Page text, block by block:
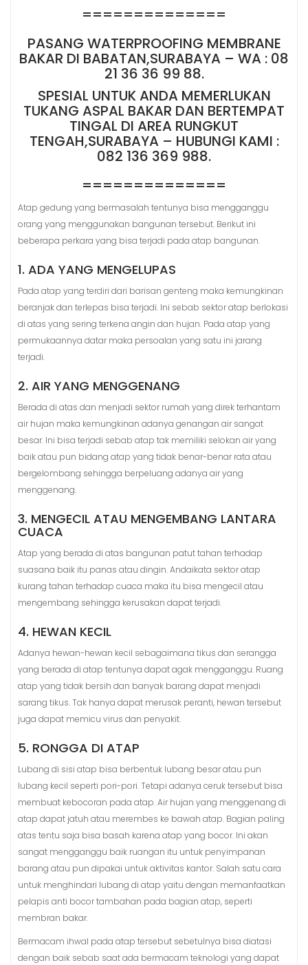
==============
PASANG WATERPROOFING MEMBRANE
BAKAR DI BABATAN,SURABAYA – WA : 08
21 36 36 99 88.
SPESIAL UNTUK ANDA MEMERLUKAN
TUKANG ASPAL BAKAR DAN BERTEMPAT
TINGAL DI AREA RUNGKUT
TENGAH,SURABAYA – HUBUNGI KAMI :
082 136 369 988.
==============
Atap gedung yang bermasalah tentunya bisa mengganggu
orang yang menggunakan bangunan tersebut. Berikut ini
beberapa perkara yang bisa terjadi pada atap bangunan.
1. ADA YANG MENGELUPAS
Pada atap yang terdiri dari barisan genteng maka kemungkinan
beranjak dan terlepas bisa terjadi. Ini sebab sektor atap berlokasi
di atas yang sering terkena angin dan hujan. Pada atap yang
permukaannya datar maka persoalan yang satu ini jarang
terjadi.
2. AIR YANG MENGGENANG
Berada di atas dan menjadi sektor rumah yang direk terhantam
air hujan maka kemungkinan adanya genangan air sangat
besar. Ini bisa terjadi sebab atap tak memiliki selokan air yang
baik atau pun bidang atap yang tidak benar-benar rata atau
bergelombang sehingga berpeluang adanya air yang
menggenang.
3. MENGECIL ATAU MENGEMBANG LANTARA
CUACA
Atap yang berada di atas bangunan patut tahan terhadap
suasana baik itu panas atau dingin. Andaikata sektor atap
kurang tahan terhadap cuaca maka itu bisa mengecil atau
mengembang sehingga kerusakan dapat terjadi.
4. HEWAN KECIL
Adanya hewan-hewan kecil sebagaimana tikus dan serangga
yang berada di atap tentunya dapat agak mengganggu. Ruang
atap yang tidak bersih dan banyak barang dapat menjadi
sarang tikus. Tak hanya dapat merusak peranti, hewan tersebut
juga dapat memicu virus dan penyakit.
5. RONGGA DI ATAP
Lubang di sisi atap bisa berbentuk lubang besar atau pun
lubang kecil seperti pori-pori. Tetapi adanya ceruk tersebut bisa
membuat kebocoran pada atap. Air hujan yang menggenang di
atap dapat jatuh atau merembes ke bawah atap. Bagian paling
atas tentu saja bisa basah karena atap yang bocor. Ini akan
sangat mengganggu baik ruangan itu untuk penyimpanan
barang atau pun dipakai untuk aktivitas kantor. Salah satu cara
untuk menghindari lubang di atap yaitu dengan memanfaatkan
pelapis anti bocor tambahan pada bagian atap, seperti
membran bakar.
Bermacam ihwal pada atap tersebut sebetulnya bisa diatasi
dengan baik sebab saat ada bermacam teknologi yang dapat